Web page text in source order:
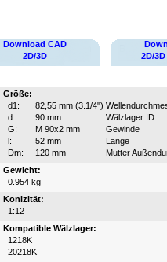
Download CAD
2D/3D
2D/
Größe:
d1:
82,55 mm (3.1/4")
d:
90 mm
Wälzlager ID
G:
M 90x2 mm
Gewinde
l:
52 mm
Länge
Dm:
120 mm
Mutter
Gewicht:
0.954 kg
Konizität:
1:12
Kompatible Wälzlager:
1218K
20218K